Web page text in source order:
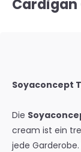
Cardigan
Soyaconcept
Die
cream ist ein
jede